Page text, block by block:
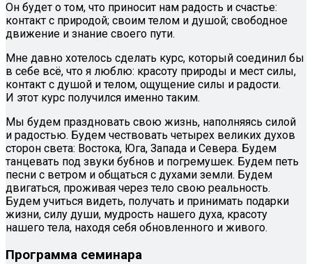
Он будет о том, что приносит нам радость и счастье:
контакт с природой; своим телом и душой; свободное
движение и знание своего пути.
Мне давно хотелось сделать курс, который соединил бы
в себе всё, что я люблю: красоту природы и мест силы,
контакт с душой и телом, ощущение силы и радости.
И этот курс получился именно таким.
Мы будем праздновать свою жизнь, наполняясь силой
и радостью. Будем чествовать четырех великих духов
сторон света: Востока, Юга, Запада и Севера. Будем
танцевать под звуки бубнов и погремушек. Будем петь
песни с ветром и общаться с духами земли. Будем
двигаться, проживая через тело свою реальность.
Будем учиться видеть, получать и принимать подарки
жизни, силу души, мудрость нашего духа, красоту
нашего тела, находя себя обновленного и живого.
Программа семинара